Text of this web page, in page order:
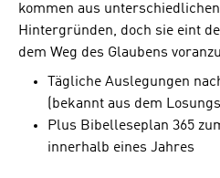
kommen aus
Hintergründen, doch sie eint
dem Weg des Glaubens
Tägliche Auslegungen
(bekannt aus dem
Plus Bibelleseplan 365
innerhalb eines Jahres